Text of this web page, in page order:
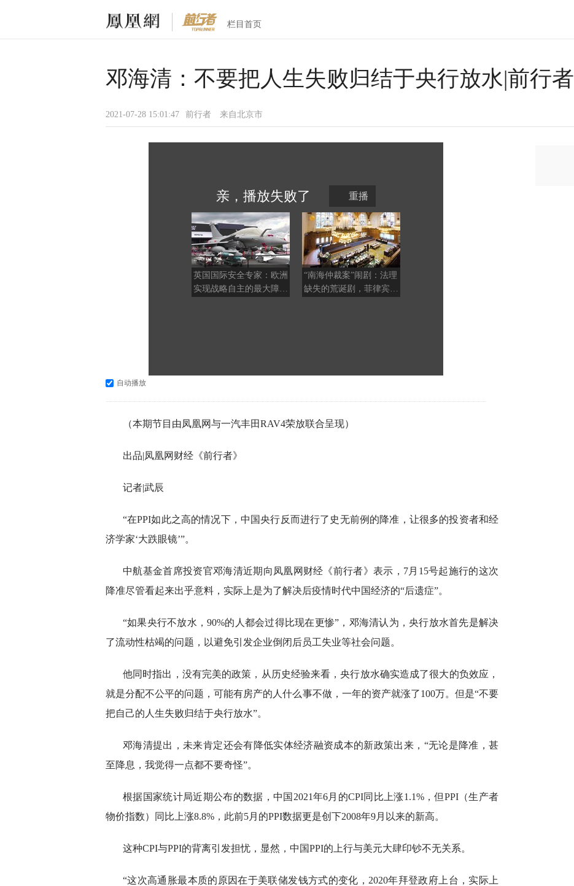
栏目首页
邓海清：不要把人生失败归结于央行放水|前行者
2021-07-28 15:01:47 前行者 来自北京市
亲，播放失败了 重播
英国国际安全专家：欧洲
实现战略自主的最大障碍
“南海仲裁案”闹剧：法理
缺失的荒诞剧，菲律宾重
自动播放
（本期节目由凤凰网与一汽丰田RAV4荣放联合呈现）
出品|凤凰网财经《前行者》
记者|武辰
“在PPI如此之高的情况下，中国央行反而进行了史无前例的降准，让很多的投资者和经
济学家‘大跌眼镜’”。
中航基金首席投资官邓海清近期向凤凰网财经《前行者》表示，7月15号起施行的这次
降准尽管看起来出乎意料，实际上是为了解决后疫情时代中国经济的“后遗症”。
“如果央行不放水，90%的人都会过得比现在更惨”，邓海清认为，央行放水首先是解决
了流动性枯竭的问题，以避免引发企业倒闭后员工失业等社会问题。
他同时指出，没有完美的政策，从历史经验来看，央行放水确实造成了很大的负效应，
就是分配不公平的问题，可能有房产的人什么事不做，一年的资产就涨了100万。但是“不要
把自己的人生失败归结于央行放水”。
邓海清提出，未来肯定还会有降低实体经济融资成本的新政策出来，“无论是降准，甚
至降息，我觉得一点都不要奇怪”。
根据国家统计局近期公布的数据，中国2021年6月的CPI同比上涨1.1%，但PPI（生产者
物价指数）同比上涨8.8%，此前5月的PPI数据更是创下2008年9月以来的新高。
这种CPI与PPI的背离引发担忧，显然，中国PPI的上行与美元大肆印钞不无关系。
“这次高通胀最本质的原因在于美联储发钱方式的变化，2020年拜登政府上台，实际上